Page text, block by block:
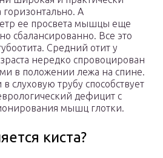
А
ее просвета мышцы еще
сбалансированно. Все это
Средний отит у
нередко спровоцирован
в положении лежа на спине.
слуховую трубу способствует
дефицит с
мышц глотки.
киста?